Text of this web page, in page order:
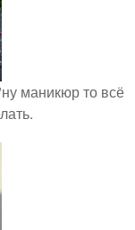
маникюр то всё